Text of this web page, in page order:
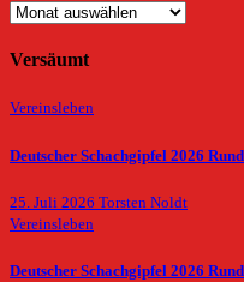
Archiv
Versäumt
Vereinsleben
Deutscher Schachgipfel 2026
25. Juli 2026 Torsten Noldt
Vereinsleben
Deutscher Schachgipfel 2026